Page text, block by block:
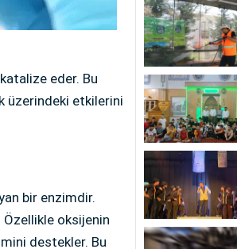
eder. Bu
üzerindeki etkilerini
bir enzimdir.
oksijenin
destekler. Bu